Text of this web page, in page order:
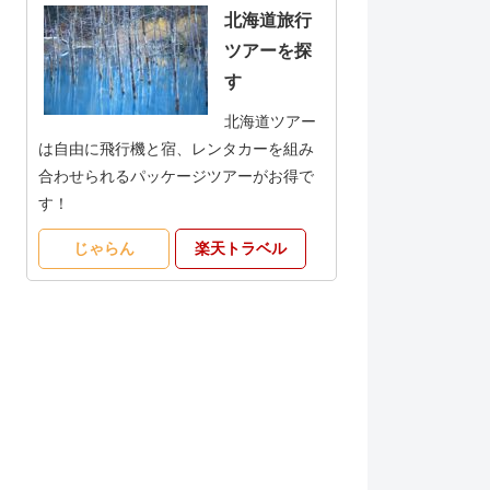
北海道旅行
ツアーを探
す
北海道ツアー
は自由に飛行機と宿、レンタカーを組み
合わせられるパッケージツアーがお得で
す！
じゃらん 楽天トラベル